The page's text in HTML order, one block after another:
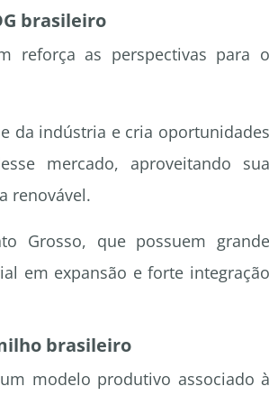
brasileiro
reforça as perspectivas para o
da indústria e cria oportunidades
mercado, aproveitando sua
renovável.
Grosso, que possuem grande
em expansão e forte integração
brasileiro
modelo produtivo associado à